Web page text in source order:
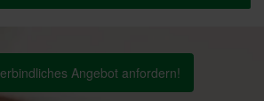
Angebot anfordern!